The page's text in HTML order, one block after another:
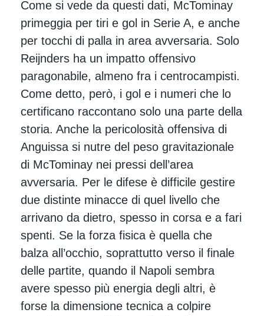
Come si vede da questi dati, McTominay
primeggia per tiri e gol in Serie A, e anche
per tocchi di palla in area avversaria. Solo
Reijnders ha un impatto offensivo
paragonabile, almeno fra i centrocampisti.
Come detto, però, i gol e i numeri che lo
certificano raccontano solo una parte della
storia. Anche la pericolosità offensiva di
Anguissa si nutre del peso gravitazionale
di McTominay nei pressi dell’area
avversaria. Per le difese è difficile gestire
due distinte minacce di quel livello che
arrivano da dietro, spesso in corsa e a fari
spenti. Se la forza fisica è quella che
balza all’occhio, soprattutto verso il finale
delle partite, quando il Napoli sembra
avere spesso più energia degli altri, è
forse la dimensione tecnica a colpire